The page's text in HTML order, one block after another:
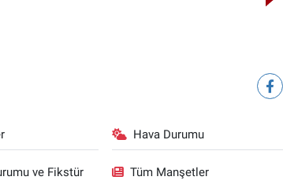
Hava Durumu
ve Fikstür Tüm Manşetler